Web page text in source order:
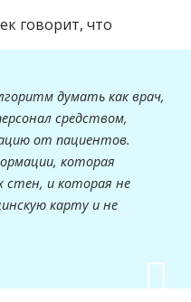
говорит, что
думать как врач,
средством,
от пациентов.
которая
стен, и которая не
карту и не